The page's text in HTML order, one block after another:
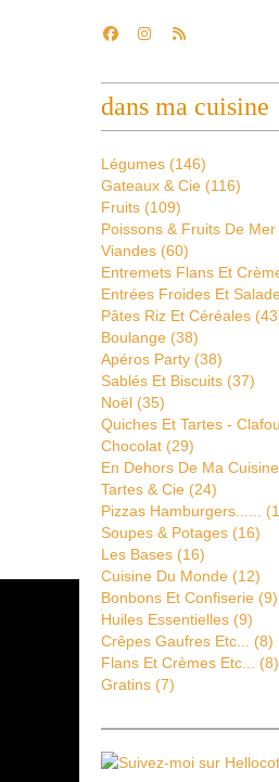
dans ma cuisine
Légumes (146)
Gateaux & Cie (116)
Fruits (109)
Poissons & Fruits De Mer
Viandes (60)
Entremets Flans Et
Entrées Froides Et
Pâtes Riz Et Céréales
Boulange (38)
Apéros Party (38)
Sablés Et Biscuits (37)
Noël (35)
Quiches Et Tartes -
Chocolat (29)
En Dehors De Ma Cuisine
Tartes & Cie (24)
Pizzas Hamburgers......
Soupes & Potages (16)
Les Bases (16)
Cuisine Du Monde (12)
Bonbons Et Confiserie (9)
Huiles Essentielles (9)
Crêpes Gaufres Etc...
(8)
Flans Et Crèmes Etc...
(8)
Gratins (7)